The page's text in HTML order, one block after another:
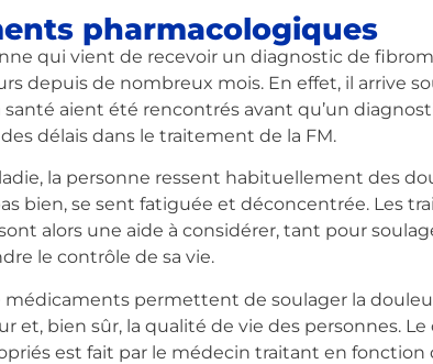
pharmacologiques
qui vient de recevoir un diagnostic de
depuis de nombreux mois. En effet, il arrive
santé aient été rencontrés avant qu’un
délais dans le traitement de la FM.
la personne ressent habituellement des
bien, se sent fatiguée et déconcentrée. Les
alors une aide à considérer, tant pour
le contrôle de sa vie.
médicaments permettent de soulager la
et, bien sûr, la qualité de vie des personnes.
est fait par le médecin traitant en fonction